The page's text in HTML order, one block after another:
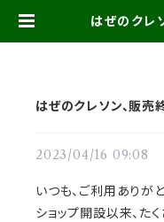
はぜのクレ
はぜのクレソン、販売
2023/04/16 09:08
いつも、ご利用ありが
ショップ開設以来、た